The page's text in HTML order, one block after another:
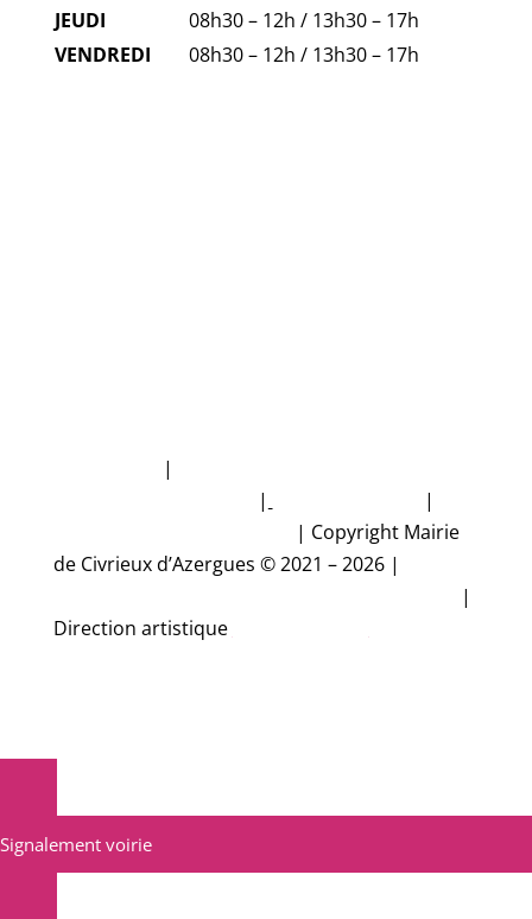
JEUDI
08h30 – 12h / 13h30 – 17h
VENDREDI
08h30 – 12h / 13h30 – 17h
|
|
|
| Copyright Mairie
de Civrieux d’Azergues © 2021 – 2026 |
|
Direction artistique
Signalement voirie